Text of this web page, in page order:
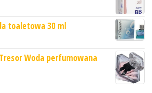
toaletowa 30 ml
Woda perfumowana